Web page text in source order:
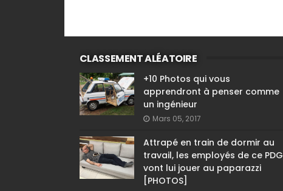
CLASSEMENT ALÉATOIRE
+10 Photos qui vous
apprendront à penser comme
un ingénieur
Mars 05, 2017
Attrapé en train de dormir au
travail, les employés de ce PDG
vont lui jouer au paparazzi
[PHOTOS]